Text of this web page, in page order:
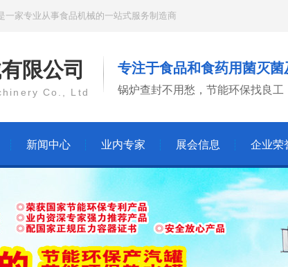
家专业从事食品机械的一站式服务制造商
限公司
Co., Ltd
专注于食品和食药用菌灭
锅炉查封不用愁，节能环保找良工
新闻中心 业内专家 展会信息 企业荣